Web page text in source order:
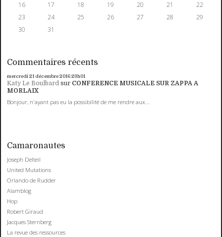
16
17 18 19 20 21
22
23
24 25 26 27 28
29
30
31
Commentaires récents
mercredi 21 décembre 201623h01
Katy Le Boulbard sur CONFERENCE MUSICALE SUR ZAPPA A
MORLAIX
Bonjour, n'ayant pas eu la possibilité de me rendre aux...
Camaronautes
Joseph Delteil
United Mutations
Orlando de Rudder
Alamblog
Hop
Robert Giraud
Jacques Sternberg
La revue des ressources